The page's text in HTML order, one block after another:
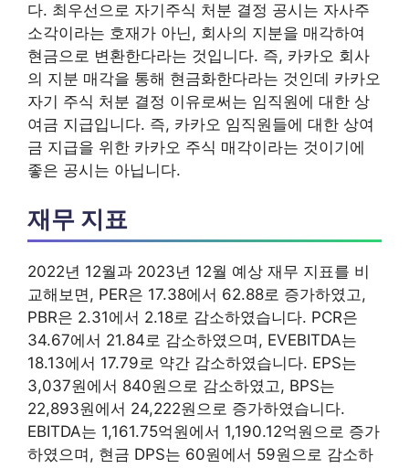
다. 최우선으로 자기주식 처분 결정 공시는 자사주
소각이라는 호재가 아닌, 회사의 지분을 매각하여
현금으로 변환한다라는 것입니다. 즉, 카카오 회사
의 지분 매각을 통해 현금화한다라는 것인데 카카오
자기 주식 처분 결정 이유로써는 임직원에 대한 상
여금 지급입니다. 즉, 카카오 임직원들에 대한 상여
금 지급을 위한 카카오 주식 매각이라는 것이기에
좋은 공시는 아닙니다.
재무 지표
2022년 12월과 2023년 12월 예상 재무 지표를 비
교해보면, PER은 17.38에서 62.88로 증가하였고,
PBR은 2.31에서 2.18로 감소하였습니다. PCR은
34.67에서 21.84로 감소하였으며, EVEBITDA는
18.13에서 17.79로 약간 감소하였습니다. EPS는
3,037원에서 840원으로 감소하였고, BPS는
22,893원에서 24,222원으로 증가하였습니다.
EBITDA는 1,161.75억원에서 1,190.12억원으로 증가
하였으며, 현금 DPS는 60원에서 59원으로 감소하